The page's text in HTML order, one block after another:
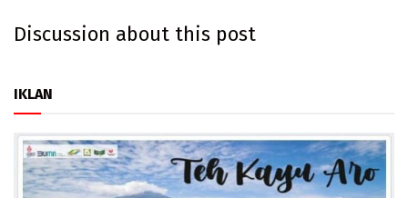
Discussion about this post
IKLAN